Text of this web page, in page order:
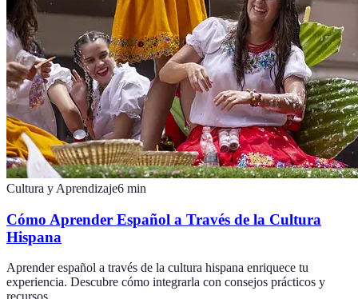
Cultura y Aprendizaje6 min
Cómo Aprender Español a Través de la Cultura
Hispana
Aprender español a través de la cultura hispana enriquece tu
experiencia. Descubre cómo integrarla con consejos prácticos y